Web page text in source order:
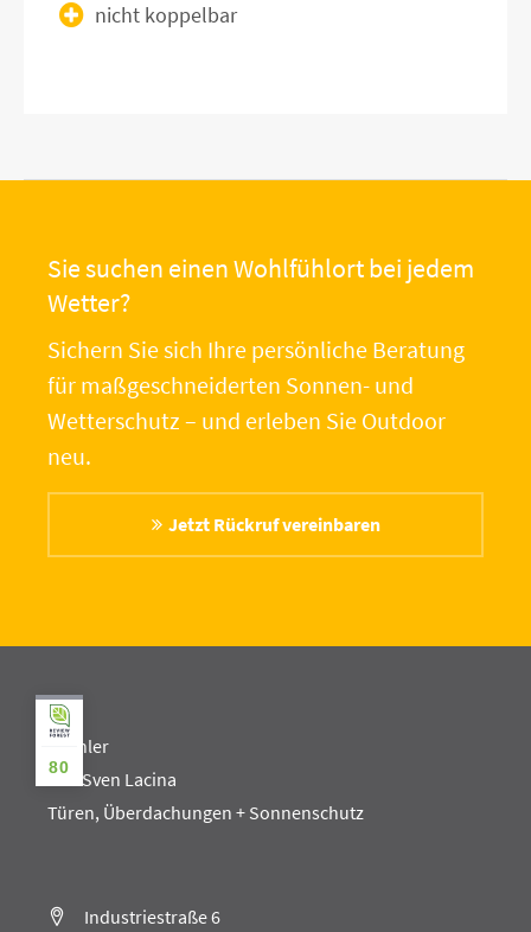
nicht koppelbar
Sie suchen einen Wohlfühlort bei jedem
Wetter?
Sichern Sie sich Ihre persönliche Beratung
für maßgeschneiderten Sonnen- und
Wetterschutz – und erleben Sie Outdoor
neu.
Jetzt Rückruf vereinbaren
Hechler
Inh. Sven Lacina
Türen, Überdachungen + Sonnenschutz
Industriestraße 6
80